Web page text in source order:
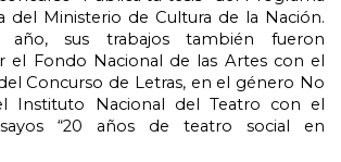
del Ministerio de Cultura de la Nación.
sus trabajos también fueron
el Fondo Nacional de las Artes con el
Concurso de Letras, en el género No
Instituto Nacional del Teatro con el
“20 años de teatro social en